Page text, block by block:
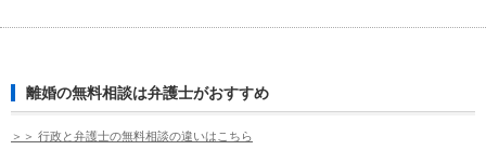
離婚の無料相談は弁護士がおすすめ
＞＞ 行政と弁護士の無料相談の違いはこちら